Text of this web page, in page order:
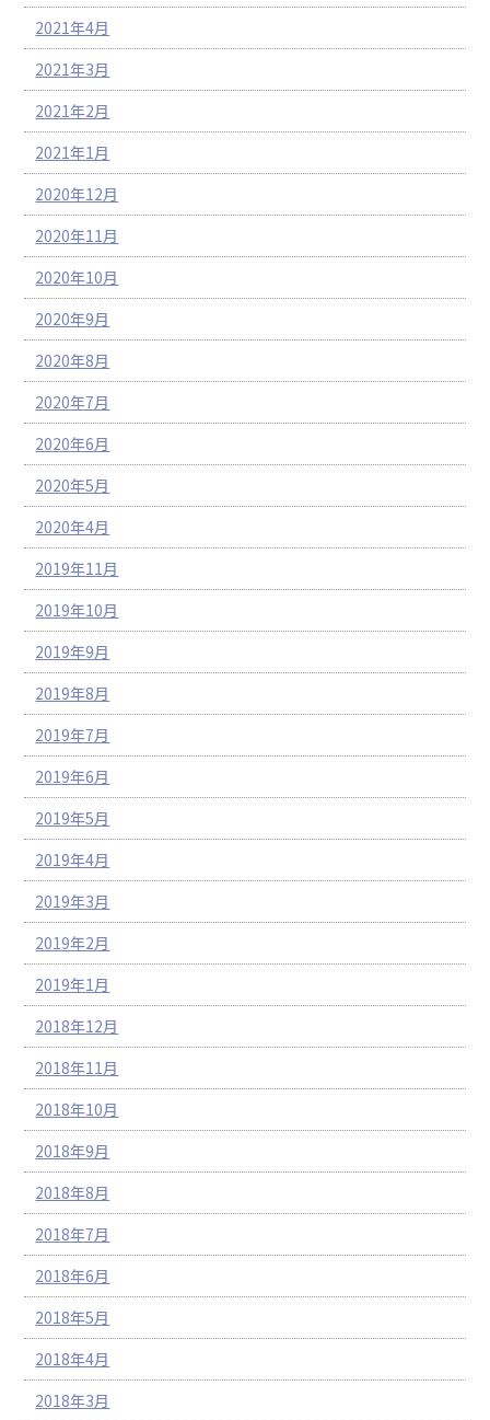
2021年4月
2021年3月
2021年2月
2021年1月
2020年12月
2020年11月
2020年10月
2020年9月
2020年8月
2020年7月
2020年6月
2020年5月
2020年4月
2019年11月
2019年10月
2019年9月
2019年8月
2019年7月
2019年6月
2019年5月
2019年4月
2019年3月
2019年2月
2019年1月
2018年12月
2018年11月
2018年10月
2018年9月
2018年8月
2018年7月
2018年6月
2018年5月
2018年4月
2018年3月